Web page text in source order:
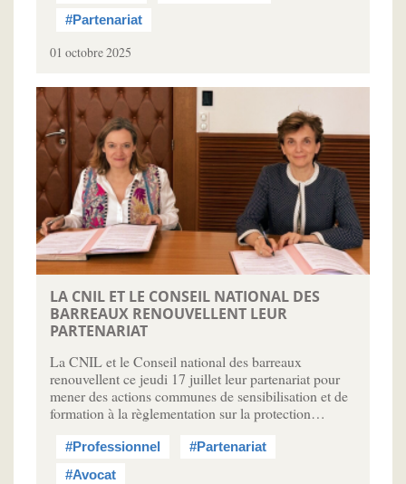
#Partenariat
01 octobre 2025
LA CNIL ET LE CONSEIL NATIONAL DES
BARREAUX RENOUVELLENT LEUR
PARTENARIAT
La CNIL et le Conseil national des barreaux
renouvellent ce jeudi 17 juillet leur partenariat pour
mener des actions communes de sensibilisation et de
formation à la règlementation sur la protection…
#Professionnel
#Partenariat
#Avocat